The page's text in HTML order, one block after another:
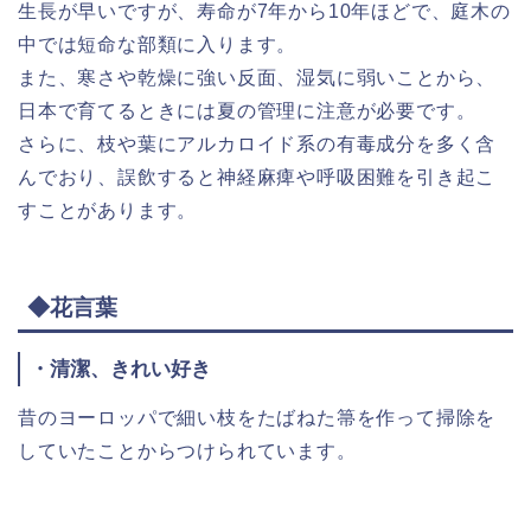
生長が早いですが、寿命が7年から10年ほどで、庭木の
中では短命な部類に入ります。
また、寒さや乾燥に強い反面、湿気に弱いことから、
日本で育てるときには夏の管理に注意が必要です。
さらに、枝や葉にアルカロイド系の有毒成分を多く含
んでおり、誤飲すると神経麻痺や呼吸困難を引き起こ
すことがあります。
◆花言葉
・清潔、きれい好き
昔のヨーロッパで細い枝をたばねた箒を作って掃除を
していたことからつけられています。